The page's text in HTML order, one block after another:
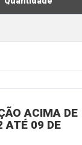
ACIMA DE
ATÉ 09 DE